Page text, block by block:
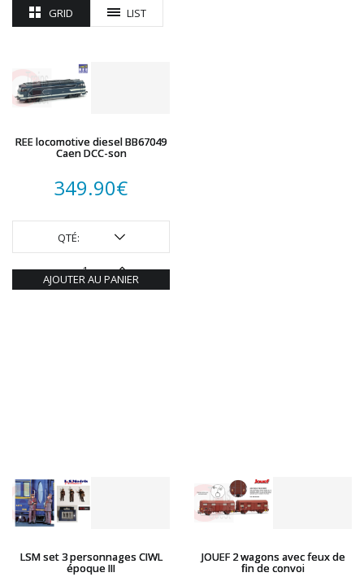
REE
RÉGIONS ET COMPAGNIES
ROTOMAGUS
ROUTE 87
TORTOISE
Trains-O-Matic
VIESSMANN
WIKING
WOODLAND SCENICS
XURON
GRID LIST
REE locomotive diesel BB67049
Caen DCC-son
349.90€
QTÉ:
AJOUTER AU PANIER
LSM set 3 personnages CIWL
époque III
JOUEF 2 wagons avec feux de
fin de convoi